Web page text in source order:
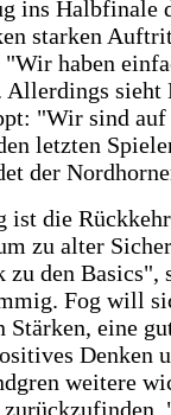
ins Halbfinale
starken
haben
sieht
"Wir sind auf
letzten
der
ist die
zu alter
den Basics",
Fog will
eine
Denken
weitere
zurückzufinden.